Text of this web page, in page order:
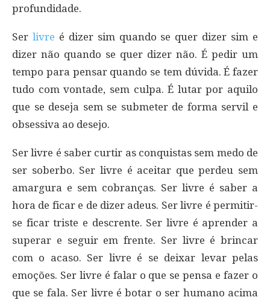
profundidade.
Ser livre é dizer sim quando se quer dizer sim e
dizer não quando se quer dizer não. É pedir um
tempo para pensar quando se tem dúvida. É fazer
tudo com vontade, sem culpa. É lutar por aquilo
que se deseja sem se submeter de forma servil e
obsessiva ao desejo.
Ser livre é saber curtir as conquistas sem medo de
ser soberbo. Ser livre é aceitar que perdeu sem
amargura e sem cobranças. Ser livre é saber a
hora de ficar e de dizer adeus. Ser livre é permitir-
se ficar triste e descrente. Ser livre é aprender a
superar e seguir em frente. Ser livre é brincar
com o acaso. Ser livre é se deixar levar pelas
emoções. Ser livre é falar o que se pensa e fazer o
que se fala. Ser livre é botar o ser humano acima